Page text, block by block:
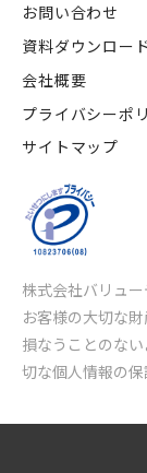
お問い合わせ
資料ダウンロー
会社概要
プライバシーポ
サイトマップ
株式会社バリュ
お客様の大切な
損なうことのな
切な個人情報の保